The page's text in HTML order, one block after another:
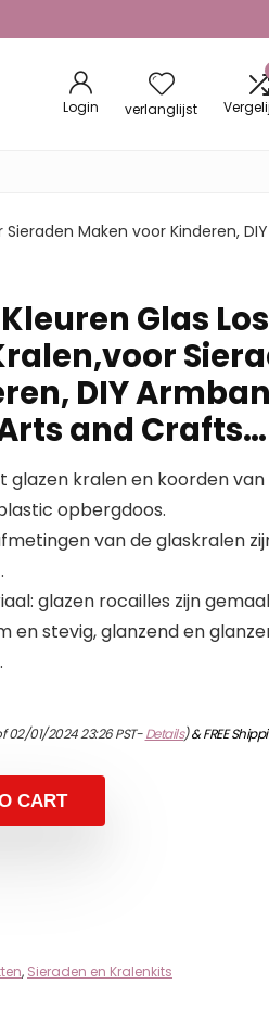
Login verlanglijst
Maken voor Kinderen,
Glas
DIY
and Crafts…
glazen kralen en koorden
opbergdoos.
van de glaskralen
glazen rocailles zijn
en stevig, glanzend en
02/01/2024 23:26 PST-Details)&FREE
CART
, Sieraden en Kralenkits